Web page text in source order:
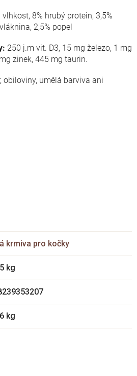
vlhkost, 8% hrubý protein, 3,5%
2,5% popel
250 j.m vit. D3, 15 mg železo, 1 mg
zinek, 445 mg taurin.
obiloviny, umělá barviva ani
krmiva pro kočky
kg
kg